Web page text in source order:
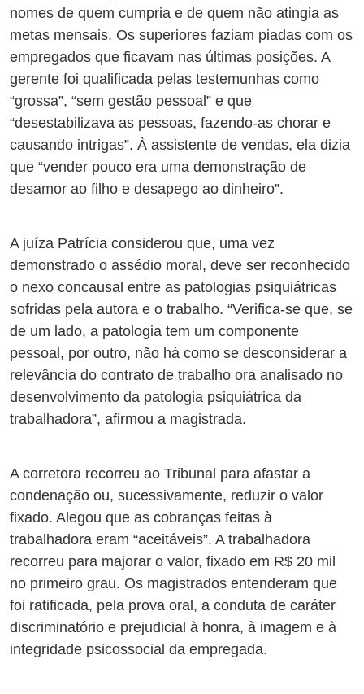
nomes de quem cumpria e de quem não atingia as
metas mensais. Os superiores faziam piadas com os
empregados que ficavam nas últimas posições. A
gerente foi qualificada pelas testemunhas como
“grossa”, “sem gestão pessoal” e que
“desestabilizava as pessoas, fazendo-as chorar e
causando intrigas”. À assistente de vendas, ela dizia
que “vender pouco era uma demonstração de
desamor ao filho e desapego ao dinheiro”.
A juíza Patrícia considerou que, uma vez
demonstrado o assédio moral, deve ser reconhecido
o nexo concausal entre as patologias psiquiátricas
sofridas pela autora e o trabalho. “Verifica-se que, se
de um lado, a patologia tem um componente
pessoal, por outro, não há como se desconsiderar a
relevância do contrato de trabalho ora analisado no
desenvolvimento da patologia psiquiátrica da
trabalhadora”, afirmou a magistrada.
A corretora recorreu ao Tribunal para afastar a
condenação ou, sucessivamente, reduzir o valor
fixado. Alegou que as cobranças feitas à
trabalhadora eram “aceitáveis”. A trabalhadora
recorreu para majorar o valor, fixado em R$ 20 mil
no primeiro grau. Os magistrados entenderam que
foi ratificada, pela prova oral, a conduta de caráter
discriminatório e prejudicial à honra, à imagem e à
integridade psicossocial da empregada.